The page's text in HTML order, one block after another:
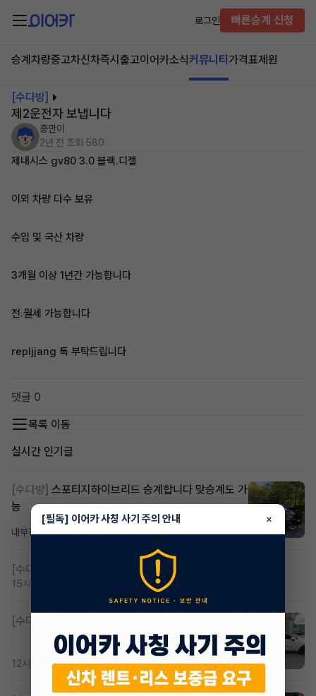
로그인 빠른승계 신청
승계차량중고차신차즉시출고이어카소식커뮤니티 가격표제원
[수다방]
제2운전자 보냅니다
충만이
2년 전 조회 580
제내시스 gv80 3.0 블랙.디젤
이외 차량 다수 보유
수입 및 국산 차랑
3개월 이상 1년간 가능합니다
전.월세 가능합니다
repljjang 톡 부탁드립니다
댓글 0
목록 이동
실시간 인기글
[수다방] 스포티지하이브리드 승계합니다 맞승계도 가
능
내부결재6시간 전조회 845댓글 1
[수다방] 저신용 무심사 or 신차 렌트 찾으시는분!!
15시간 전
[수다방]
12시간 전 조회 418댓글 3
[필독] 이어카 사칭 사기 주의 안내 ×